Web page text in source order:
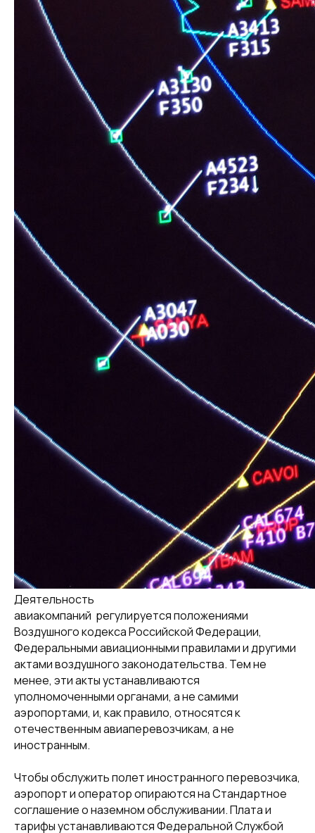
Деятельность
авиакомпаний регулируетсяположениями
Воздушного кодекса Российской Федерации,
Федеральными авиационными правилами и другими
актами воздушного законодательства. Тем не
менее, эти акты устанавливаются
уполномоченными органами, а не самими
аэропортами, и, как правило, относятся к
отечественным авиаперевозчикам, а не
иностранным.
Чтобы обслужить полет иностранного перевозчика,
аэропорт и оператор опираются на Стандартное
соглашение о наземном обслуживании. Плата и
тарифы устанавливаются Федеральной Службой
Свяжитесь с
нами, чтобы
договориться
о встрече
+7 495 760-12-24
info@air.law